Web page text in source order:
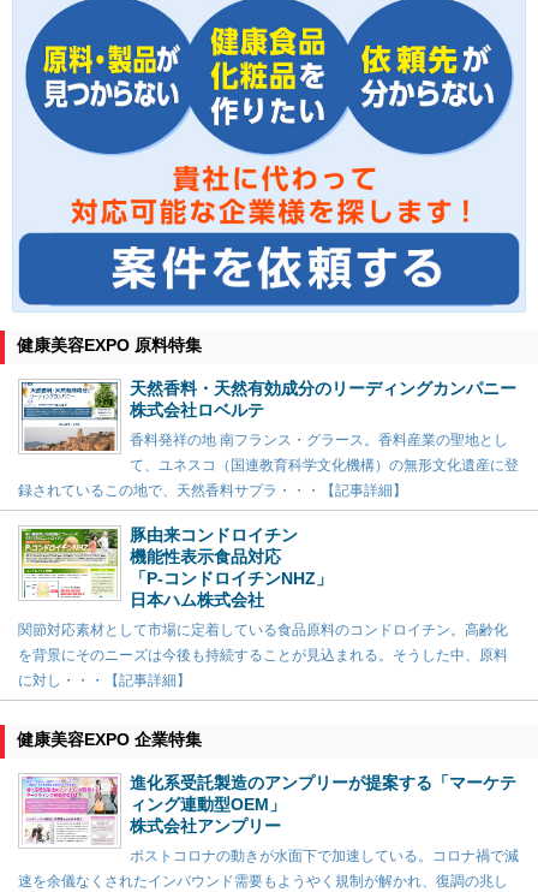
健康美容EXPO 原料特集
天然香料・天然有効成分のリーディングカンパニー
株式会社ロベルテ
香料発祥の地 南フランス・グラース。香料産業の聖地とし
て、ユネスコ（国連教育科学文化機構）の無形文化遺産に登
録されているこの地で、天然香料サプラ・・・【記事詳細】
豚由来コンドロイチン
機能性表示食品対応
「P-コンドロイチンNHZ」
日本ハム株式会社
関節対応素材として市場に定着している食品原料のコンドロイチン。高齢化
を背景にそのニーズは今後も持続することが見込まれる。そうした中、原料
に対し・・・【記事詳細】
健康美容EXPO 企業特集
進化系受託製造のアンプリーが提案する「マーケテ
ィング連動型OEM」
株式会社アンプリー
ポストコロナの動きが水面下で加速している。コロナ禍で減
速を余儀なくされたインバウンド需要もようやく規制が解かれ、復調の兆し